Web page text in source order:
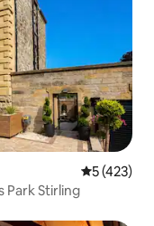
Priemerné
5 (423)
Park Stirling